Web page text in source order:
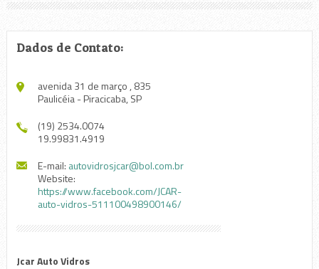
Dados de Contato:
avenida 31 de março , 835
Paulicéia - Piracicaba, SP
(19) 2534.0074
19.99831.4919
E-mail: autovidrosjcar@bol.com.br
Website:
https://www.facebook.com/JCAR-
auto-vidros-511100498900146/
Jcar Auto Vidros